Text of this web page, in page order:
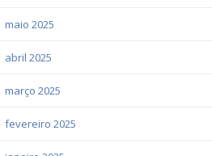
maio 2025
abril 2025
março 2025
fevereiro 2025